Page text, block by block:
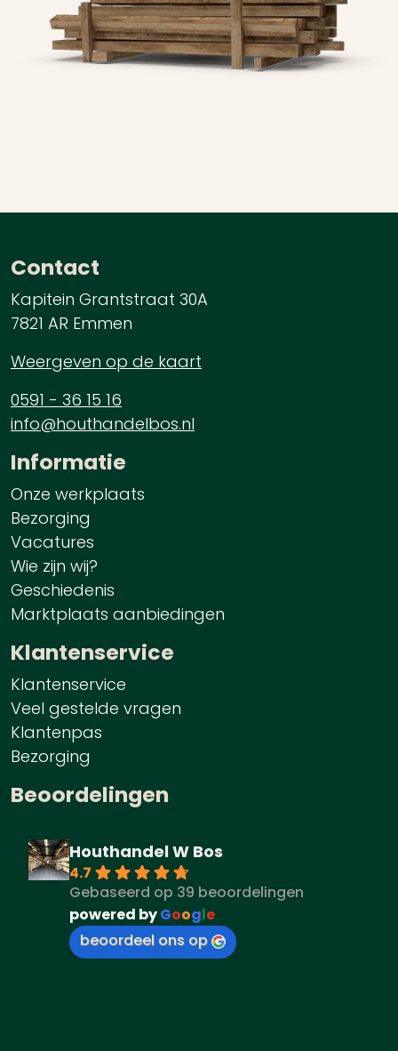
Contact
Kapitein Grantstraat 30A
7821 AR Emmen
Weergeven op de kaart
0591 - 36 15 16
info@houthandelbos.nl
Informatie
Onze werkplaats
Bezorging
Vacatures
Wie zijn wij?
Geschiedenis
Marktplaats aanbiedingen
Klantenservice
Klantenservice
Veel gestelde vragen
Klantenpas
Bezorging
Beoordelingen
Houthandel W Bos
4.7
Gebaseerd op 39 beoordelingen
powered byGoogle
beoordeel ons op